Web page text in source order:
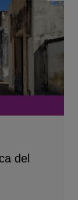
del